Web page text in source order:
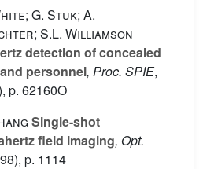
G. Stuk; A.
S.L. Williamson
detection of concealed
personnel, Proc. SPIE,
p. 62160O
Single-shot
field imaging, Opt.
p. 1114